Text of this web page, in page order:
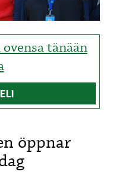
tänään
öppnar